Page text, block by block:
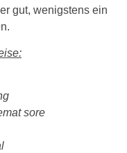
gut, wenigstens ein
sore